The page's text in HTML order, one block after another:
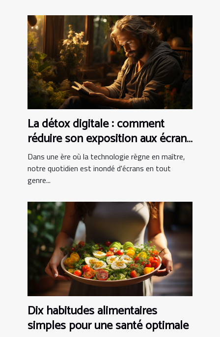
La détox digitale : comment
réduire son exposition aux écrans
pour mieux dormir
Dans une ère où la technologie règne en maître,
notre quotidien est inondé d'écrans en tout
genre...
Dix habitudes alimentaires
simples pour une santé optimale